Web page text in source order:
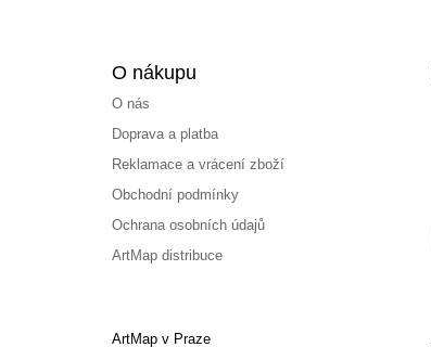
O nákupu
O nás
Doprava a platba
Reklamace a vrácení zboží
Obchodní podmínky
Ochrana osobních údajů
ArtMap distribuce
ArtMap v Praze